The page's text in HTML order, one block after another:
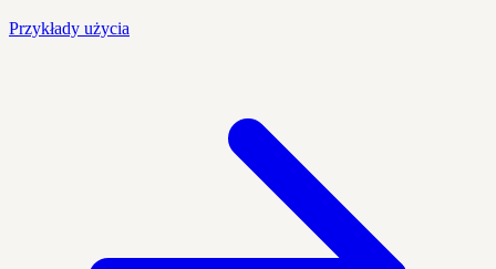
Przykłady użycia